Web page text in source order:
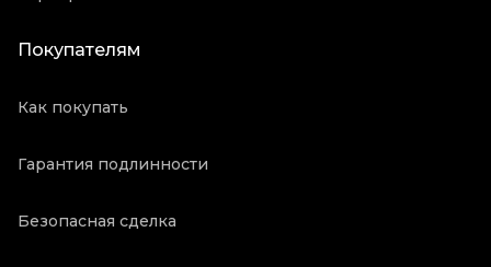
Покупателям
Как покупать
Гарантия подлинности
Безопасная сделка